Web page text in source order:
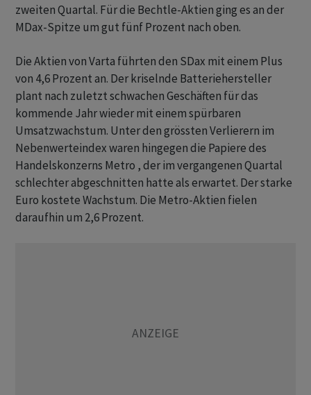
zweiten Quartal. Für die Bechtle-Aktien ging es an der
MDax-Spitze um gut fünf Prozent nach oben.
Die Aktien von Varta führten den SDax mit einem Plus
von 4,6 Prozent an. Der kriselnde Batteriehersteller
plant nach zuletzt schwachen Geschäften für das
kommende Jahr wieder mit einem spürbaren
Umsatzwachstum. Unter den grössten Verlierern im
Nebenwerteindex waren hingegen die Papiere des
Handelskonzerns Metro , der im vergangenen Quartal
schlechter abgeschnitten hatte als erwartet. Der starke
Euro kostete Wachstum. Die Metro-Aktien fielen
daraufhin um 2,6 Prozent.